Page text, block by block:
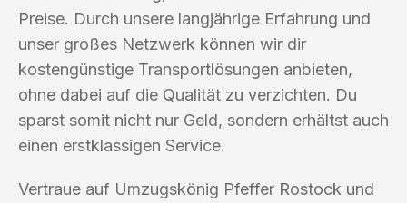
Preise. Durch unsere langjährige Erfahrung und
unser großes Netzwerk können wir dir
kostengünstige Transportlösungen anbieten,
ohne dabei auf die Qualität zu verzichten. Du
sparst somit nicht nur Geld, sondern erhältst auch
einen erstklassigen Service.
Vertraue auf Umzugskönig Pfeffer Rostock und